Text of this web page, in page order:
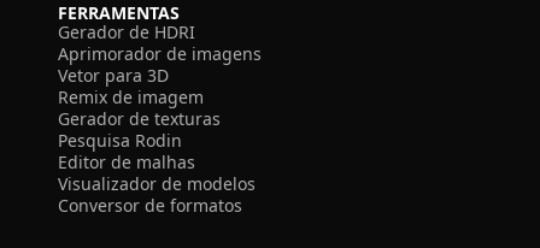
FERRAMENTAS
Gerador de HDRI
Aprimorador de imagens
Vetor para 3D
Remix de imagem
Gerador de texturas
Pesquisa Rodin
Editor de malhas
Visualizador de modelos
Conversor de formatos